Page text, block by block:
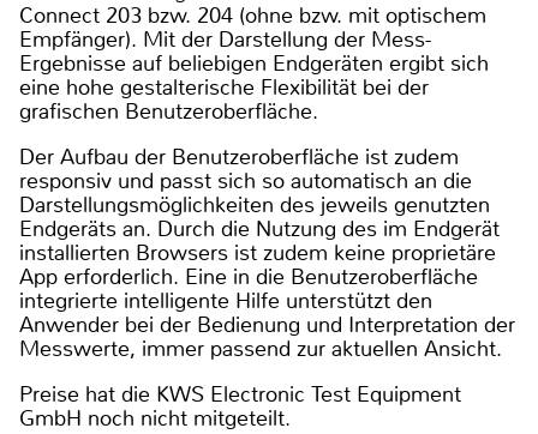
Connect 203 bzw. 204 (ohne bzw. mit optischem
Empfänger). Mit der Darstellung der Mess-
Ergebnisse auf beliebigen Endgeräten ergibt sich
eine hohe gestalterische Flexibilität bei der
grafischen Benutzeroberfläche.
Der Aufbau der Benutzeroberfläche ist zudem
responsiv und passt sich so automatisch an die
Darstellungsmöglichkeiten des jeweils genutzten
Endgeräts an. Durch die Nutzung des im Endgerät
installierten Browsers ist zudem keine proprietäre
App erforderlich. Eine in die Benutzeroberfläche
integrierte intelligente Hilfe unterstützt den
Anwender bei der Bedienung und Interpretation der
Messwerte, immer passend zur aktuellen Ansicht.
Preise hat die KWS Electronic Test Equipment
GmbH noch nicht mitgeteilt.